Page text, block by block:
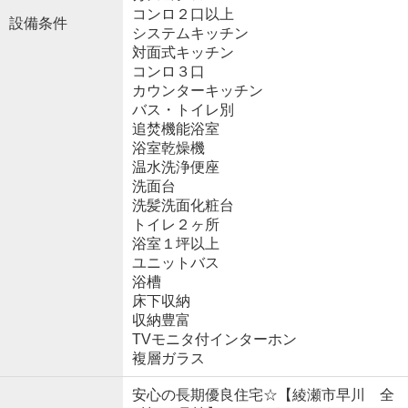
設備条件
コンロ２口以上
システムキッチン
対面式キッチン
コンロ３口
カウンターキッチン
バス・トイレ別
追焚機能浴室
浴室乾燥機
温水洗浄便座
洗面台
洗髪洗面化粧台
トイレ２ヶ所
浴室１坪以上
ユニットバス
浴槽
床下収納
収納豊富
TVモニタ付インターホン
複層ガラス
安心の長期優良住宅☆【綾瀬市早川 全